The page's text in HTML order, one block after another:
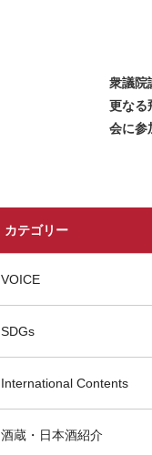
衆議院
更なる
会に参
カテゴリー
VOICE
SDGs
International Contents
酒蔵・日本酒紹介